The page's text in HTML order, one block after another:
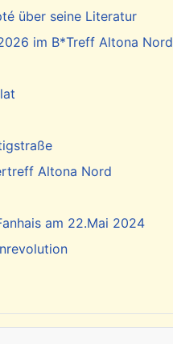
über seine Literatur
im B*Treff Altona Nord
Altona Nord
am 22.Mai 2024